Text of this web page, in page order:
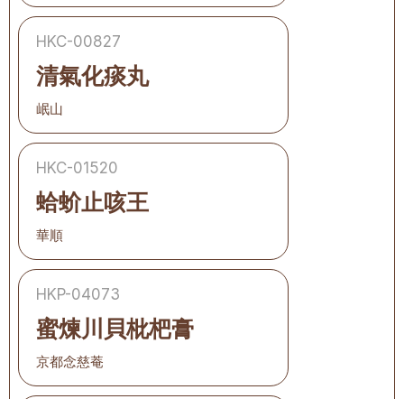
HKC-00827
清氣化痰丸
岷山
HKC-01520
蛤蚧止咳王
華順
HKP-04073
蜜煉川貝枇杷膏
京都念慈菴